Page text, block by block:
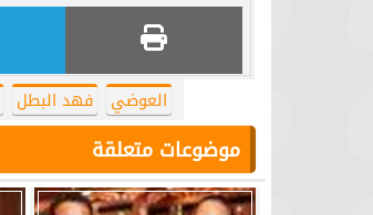
العوضي فهد البطل
موضوعات متعلقة